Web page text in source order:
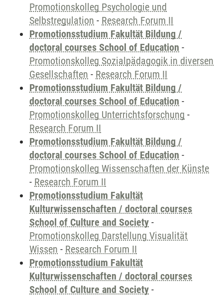
Promotionskolleg Psychologie und
Selbstregulation - Research Forum II
Promotionsstudium Fakultät Bildung /
doctoral courses School of Education -
Promotionskolleg Sozialpädagogik in diversen
Gesellschaften - Research Forum II
Promotionsstudium Fakultät Bildung /
doctoral courses School of Education -
Promotionskolleg Unterrichtsforschung -
Research Forum II
Promotionsstudium Fakultät Bildung /
doctoral courses School of Education -
Promotionskolleg Wissenschaften der Künste
- Research Forum II
Promotionsstudium Fakultät
Kulturwissenschaften / doctoral courses
School of Culture and Society -
Promotionskolleg Darstellung Visualität
Wissen - Research Forum II
Promotionsstudium Fakultät
Kulturwissenschaften / doctoral courses
School of Culture and Society -